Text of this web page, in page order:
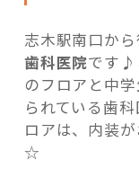
志木駅南口か
歯科医院です♪
のフロアと中
られている歯
ロアは、内装
☆